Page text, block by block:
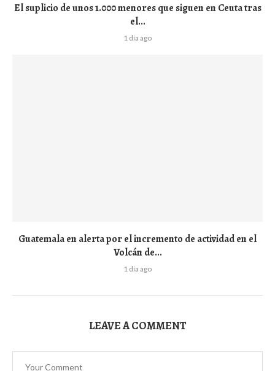
El suplicio de unos 1.000 menores que siguen en Ceuta tras
el...
1 día ago
Guatemala en alerta por el incremento de actividad en el
Volcán de...
1 día ago
LEAVE A COMMENT